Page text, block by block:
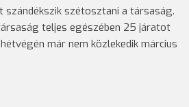
szétosztani a társaság.
teljes egészében 25 járatot
már nem közlekedik március